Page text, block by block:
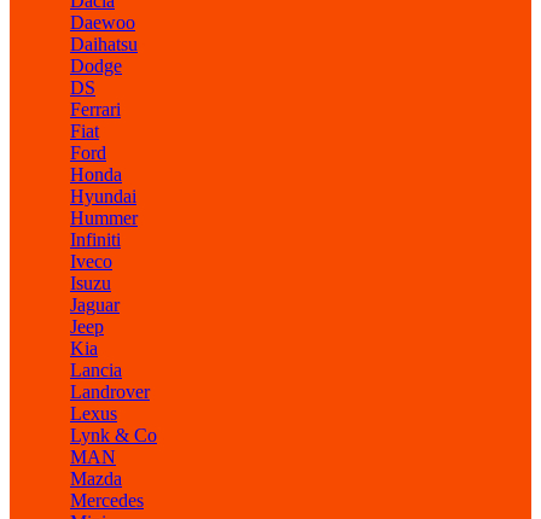
Daewoo
Daihatsu
Dodge
DS
Ferrari
Fiat
Ford
Honda
Hyundai
Hummer
Infiniti
Iveco
Isuzu
Jaguar
Jeep
Kia
Lancia
Landrover
Lexus
Lynk & Co
MAN
Mazda
Mercedes